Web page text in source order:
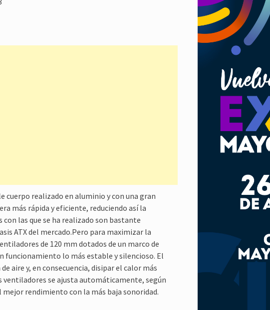
cuerpo realizado en aluminio y con una gran
más rápida y eficiente, reduciendo así la
las que se ha realizado son bastante
ATX del mercado.Pero para maximizar la
de 120 mm dotados de un marco de
funcionamiento lo más estable y silencioso. El
aire y, en consecuencia, disipar el calor más
ventiladores se ajusta automáticamente, según
mejor rendimiento con la más baja sonoridad.